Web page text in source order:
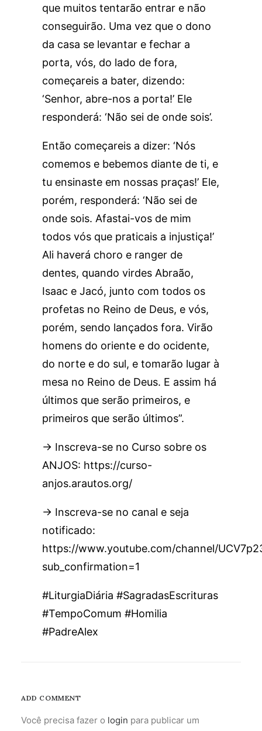
que muitos tentarão entrar e não
conseguirão. Uma vez que o dono
da casa se levantar e fechar a
porta, vós, do lado de fora,
começareis a bater, dizendo:
‘Senhor, abre-nos a porta!’ Ele
responderá: ‘Não sei de onde sois’.
Então começareis a dizer: ‘Nós
comemos e bebemos diante de ti, e
tu ensinaste em nossas praças!’ Ele,
porém, responderá: ‘Não sei de
onde sois. Afastai-vos de mim
todos vós que praticais a injustiça!’
Ali haverá choro e ranger de
dentes, quando virdes Abraão,
Isaac e Jacó, junto com todos os
profetas no Reino de Deus, e vós,
porém, sendo lançados fora. Virão
homens do oriente e do ocidente,
do norte e do sul, e tomarão lugar à
mesa no Reino de Deus. E assim há
últimos que serão primeiros, e
primeiros que serão últimos”.
→ Inscreva-se no Curso sobre os
ANJOS: https://curso-
anjos.arautos.org/
→ Inscreva-se no canal e seja
notificado:
https://www.youtube.com/channel/
sub_confirmation=1
#LiturgiaDiária #SagradasEscrituras
#TempoComum #Homilia
#PadreAlex
ADD COMMENT
Você precisa fazer o login para publicar um